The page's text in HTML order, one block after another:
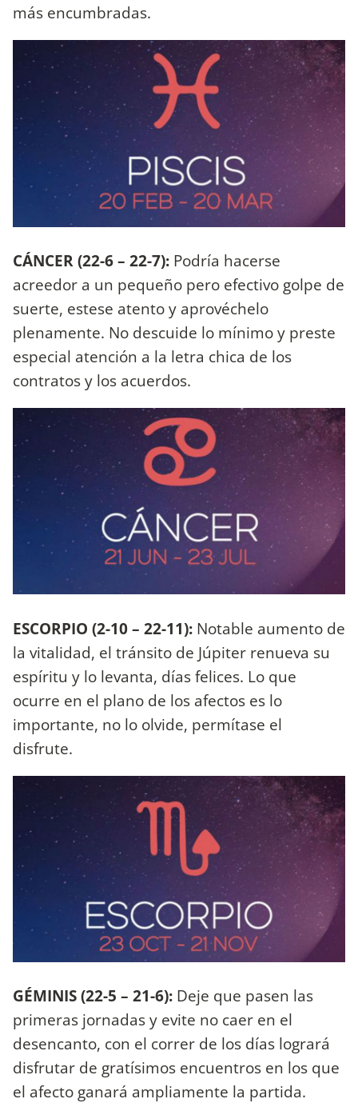
más encumbradas.
CÁNCER (22-6 – 22-7): Podría hacerse
acreedor a un pequeño pero efectivo golpe de
suerte, estese atento y aprovéchelo
plenamente. No descuide lo mínimo y preste
especial atención a la letra chica de los
contratos y los acuerdos.
ESCORPIO (2-10 – 22-11): Notable aumento de
la vitalidad, el tránsito de Júpiter renueva su
espíritu y lo levanta, días felices. Lo que
ocurre en el plano de los afectos es lo
importante, no lo olvide, permítase el
disfrute.
GÉMINIS (22-5 – 21-6): Deje que pasen las
primeras jornadas y evite no caer en el
desencanto, con el correr de los días logrará
disfrutar de gratísimos encuentros en los que
el afecto ganará ampliamente la partida.